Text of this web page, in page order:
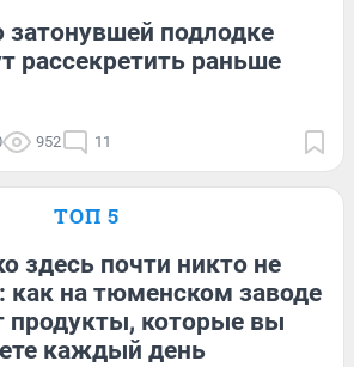
подлодке
рассекретить раньше
952 11
ТОП 5
здесь почти никто не
как на тюменском заводе
продукты, которые вы
каждый день